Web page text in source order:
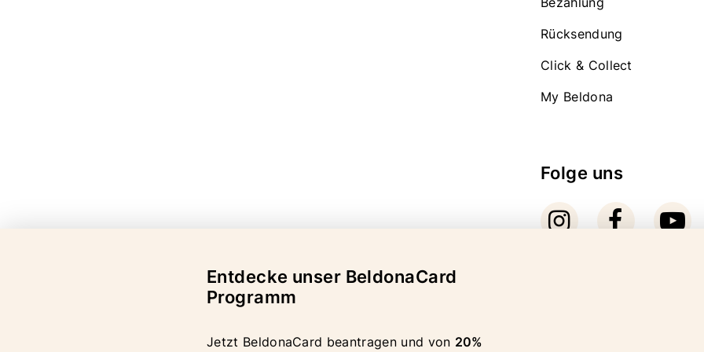
Rücksendung
Click & Collect
My Beldona
Folge uns
Entdecke unser BeldonaCard
Programm
Jetzt BeldonaCard beantragen und von 20%